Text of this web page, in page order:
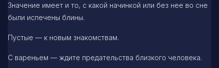
Значение имеет и то, с какой начинкой или без нее во сне
были испечены блины.
Пустые — к новым знакомствам.
С вареньем — ждите предательства близкого человека.